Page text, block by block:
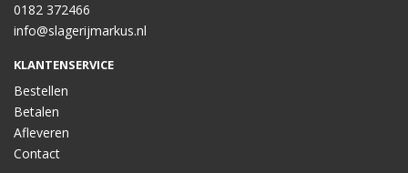
0182 372466
info@slagerijmarkus.nl
KLANTENSERVICE
Bestellen
Betalen
Afleveren
Contact